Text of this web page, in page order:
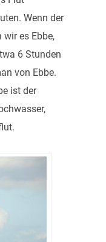
Wenn der
es Ebbe,
6 Stunden
von Ebbe.
ist der